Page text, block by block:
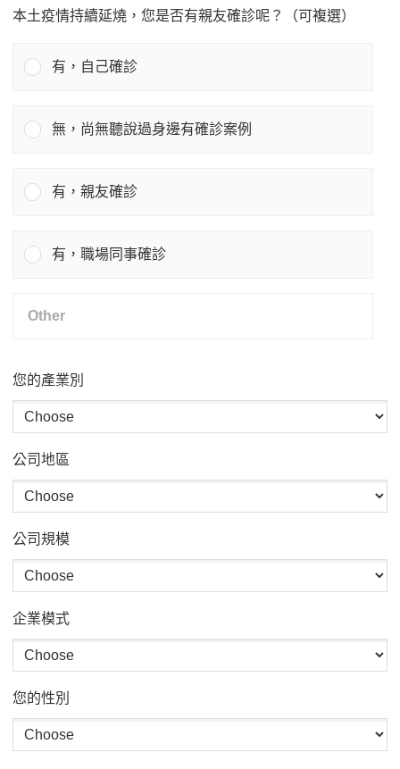
本土疫情持續延燒，您是否有親友確診呢？（可複選）
有，自己確診
無，尚無聽說過身邊有確診案例
有，親友確診
有，職場同事確診
您的產業別
公司地區
公司規模
企業模式
您的性別